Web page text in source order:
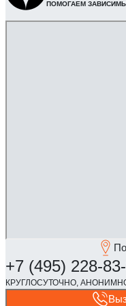
ПОМОГАЕМ